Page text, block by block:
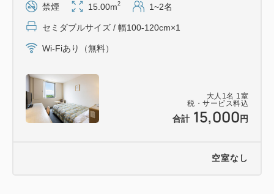
■アクセス■
燕市は新潟市と長岡市の中間地点
寺泊・弥彦・柏崎・上越方面もアクセスが良いエリア
・上越新幹線／弥彦線 燕三条駅（徒歩5分）
・北陸自動車道三条燕IC（車2分）
大人 1 名 1 室
税・サービス料込
合計 15,000 円
禁煙 15.00m2 1~2名
セミダブルサイズ / 幅100-120cm×1
Wi-Fiあり（無料）
空室なし